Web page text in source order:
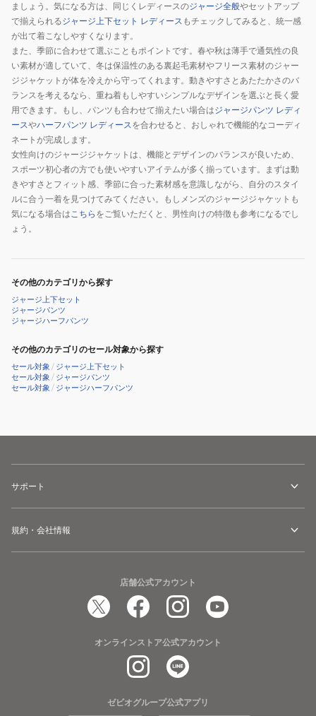
ましょう。気になる方は、同じくレディースのジャージ全般やセットアップ
で揃えられるジャージ上下セット レディース もチェックしてみると、統一感
が出て着こなしやすくなります。
また、季節に合わせて選ぶこともポイントです。春や秋は薄手で通気性の良
い素材が適していて、冬は保温性のある裏起毛素材やフリース素材のジャー
ジジャケットが体を冷えから守ってくれます。動きやすさとあたたかさのバ
ランスを考えるなら、重ね着もしやすいシンプルなデザインを選ぶと長く愛
用できます。もし、パンツも合わせて揃えたい場合はジャージパンツ レディ
ースやハーフパンツ レディースを合わせると、おしゃれで機能的なコーディ
ネートが完成します。
女性向けのジャージジャケットは、機能とデザインのバランスが良いため、
スポーツ初心者の方でも使いやすいアイテムが多く揃っています。まずは動
きやすさとフィット感、季節に合った素材感を意識しながら、自分のスタイ
ルに合う一着を見つけてみてください。もしメンズのジャージジャケットも
気になる場合はこちら をご覧いただくと、男性向けの特徴も参考になるでし
ょう。
その他のカテゴリから探す
ジャージ上下セット
ジャージパンツ
ジャージハーフパンツ
その他のカテゴリのセール対象から探す
セール対象 / ジャージ上下セット
セール対象 / ジャージパンツ
セール対象 / ジャージハーフパンツ
サポート
規約・会社情報
店舗公式アカウント
オンラインストア公式アカウント
ゼビオグループ公式アプリ